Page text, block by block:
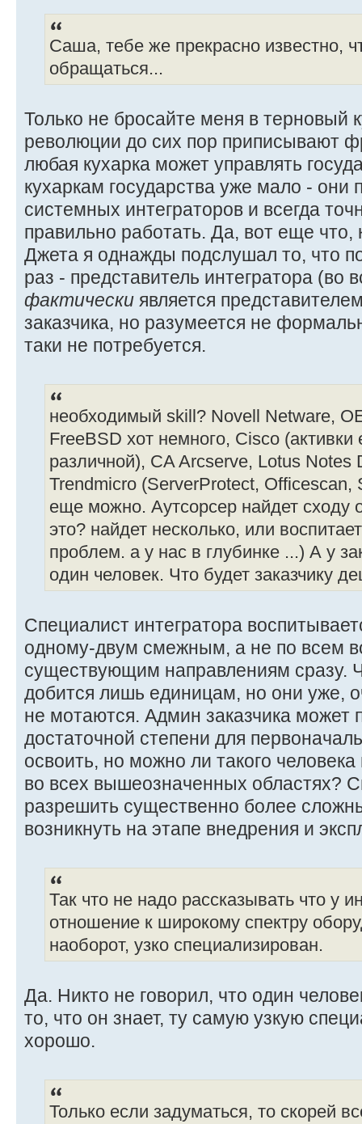
Саша, тебе же прекрасно известно,
обращаться...
Только не бросайте меня в терновый
революции до сих пор приписывают
любая кухарка может управлять
кухаркам государства уже мало - они
системных интеграторов и всегда
правильно работать. Да, вот еще что,
Джета я однажды подслушал то, что
раз - представитель интегратора (во
фактически является
заказчика, но разумеется не
таки не потребуется.
необходимый skill? Novell Netware,
FreeBSD хот немного, Cisco
различной), CA Arcserve, Lotus Notes
Trendmicro (ServerProtect, Officescan,
еще можно. Аутсорсер найдет сходу
это? найдет несколько, или
проблем. а у нас в глубинке ...) А у
один человек. Что будет заказчику
Специалист интегратора
одному-двум смежным, а не по всем
существующим направлениям сразу.
добится лишь единицам, но они уже,
не мотаются. Админ заказчика может
достаточной степени для
освоить, но можно ли такого
во всех вышеозначенных областях?
разрешить существенно более
возникнуть на этапе внедрения и
Так что не надо рассказывать что у
отношение к широкому спектру
наоборот, узко специализирован.
Да. Никто не говорил, что один
то, что он знает, ту самую узкую
хорошо.
Только если задуматься, то скорей